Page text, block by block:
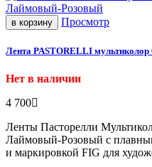
в корзину Просмотр
Лента PASTORELLI
Нет в наличии
4 700
Ленты Пасторелли
Лаймовый-Розовый с
и маркировкой FIG для